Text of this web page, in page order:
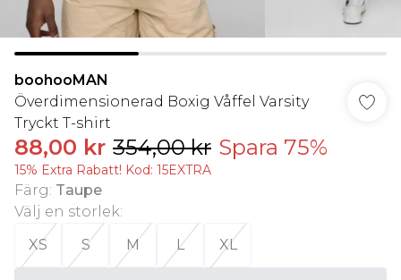
boohooMAN
Överdimensionerad Boxig Våffel Varsity
Tryckt T-shirt
88,00 kr 354,00 kr Spara 75%
15% Extra Rabatt! Kod: 15EXTRA
Färg: Taupe
Välj en storlek:
XS
S M L XL